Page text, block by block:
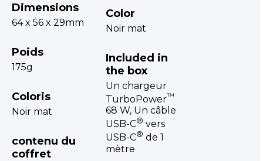
Dimensions
64 x 56 x 29mm
Poids
175g
Coloris
Noir mat
contenu du
coffret
Color
Noir mat
Included in
the box
Un chargeur
TurboPower™
68 W, Un câble
USB-C® vers
USB-C® de 1
mètre